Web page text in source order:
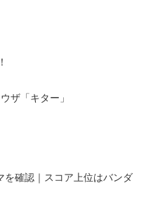
ザ「キター」
確認｜スコア上位はバンダ